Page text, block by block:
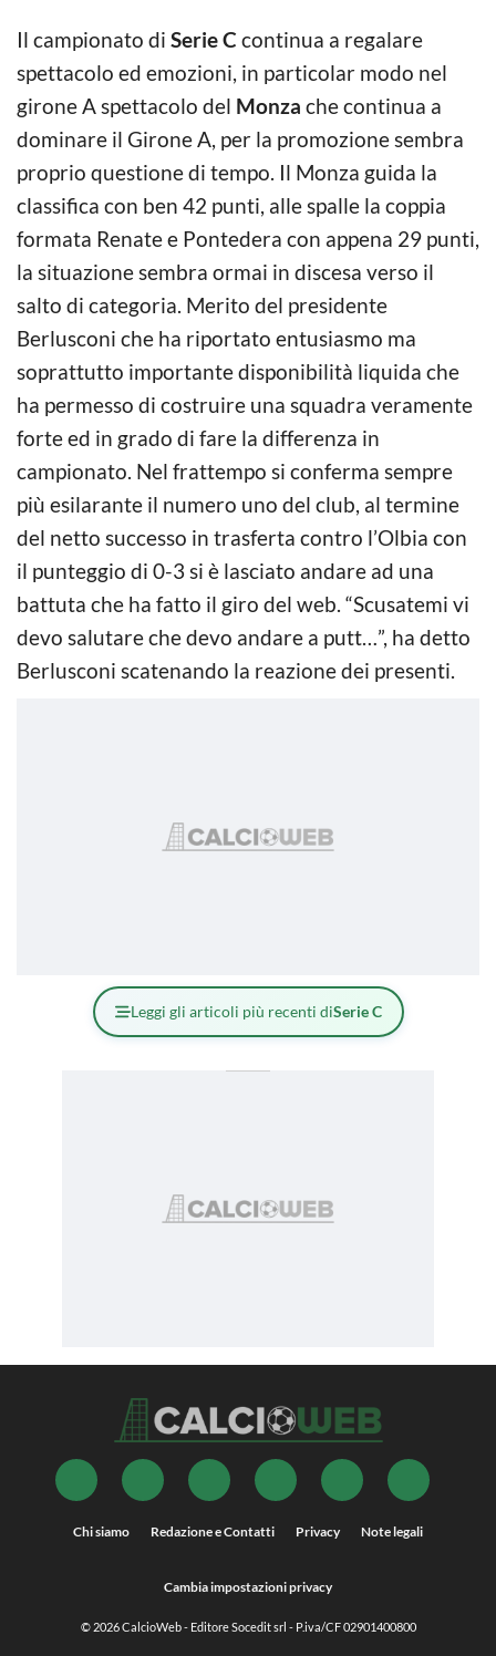
Il campionato di Serie C continua a regalare
spettacolo ed emozioni, in particolar modo nel
girone A spettacolo del Monza che continua a
dominare il Girone A, per la promozione sembra
proprio questione di tempo. Il Monza guida la
classifica con ben 42 punti, alle spalle la coppia
formata Renate e Pontedera con appena 29 punti,
la situazione sembra ormai in discesa verso il
salto di categoria. Merito del presidente
Berlusconi che ha riportato entusiasmo ma
soprattutto importante disponibilità liquida che
ha permesso di costruire una squadra veramente
forte ed in grado di fare la differenza in
campionato. Nel frattempo si conferma sempre
più esilarante il numero uno del club, al termine
del netto successo in trasferta contro l’Olbia con
il punteggio di 0-3 si è lasciato andare ad una
battuta che ha fatto il giro del web. “Scusatemi vi
devo salutare che devo andare a putt…”, ha detto
Berlusconi scatenando la reazione dei presenti.
Leggi gli articoli più recenti diSerie C
Chi siamo Redazione e Contatti Privacy Note legali
Cambia impostazioni privacy
© 2026CalcioWeb- Editore Socedit srl - P.iva/CF 02901400800